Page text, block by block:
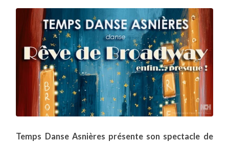
Temps Danse Asnières présente son spectacle de